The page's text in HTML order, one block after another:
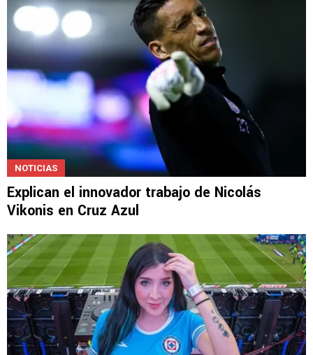
NOTICIAS
Explican el innovador trabajo de Nicolás
Vikonis en Cruz Azul